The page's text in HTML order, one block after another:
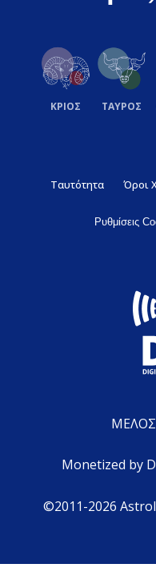
ΚΡΙΟΣ ΤΑΥΡΟΣ
Ταυτότητα Όροι
Ρυθμίσεις
ΜΕΛΟΣ
Monetized by
©2011-2026